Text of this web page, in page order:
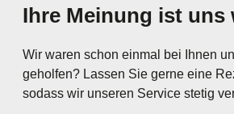
Ihre Meinung ist uns
Wir waren schon einmal bei Ihnen
geholfen? Lassen Sie gerne eine
sodass wir unseren Service stetig